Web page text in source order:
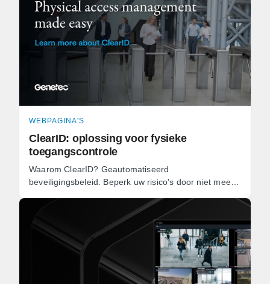
WEBPAGINA'S
ClearID: oplossing voor fysieke
toegangscontrole
Waarom ClearID? Geautomatiseerd
beveiligingsbeleid. Beperk uw risico's door niet meer
methodes om toegangsverzoeken ...